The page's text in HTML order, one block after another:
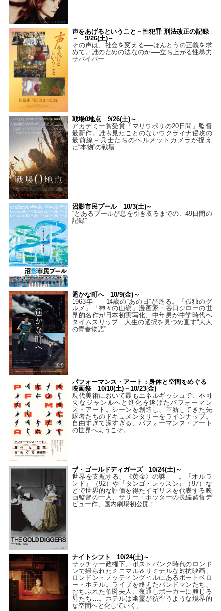
声をあげるということ－性犯罪 刑法改正の記録
－ 9/26(土)～
その声は、社会を変える──ほんとうの正義を求
めて。誰のための法なのか──立ち上がる性暴力
サバイバー
戦場0地点 9/26(土)～
アカデミー賞受賞『マリウポリの20日間』監督
最新作。誰も見たことのないウクライナ侵攻の
最前線－兵士たちのヘルメットカメラが捉え
た“本物”の戦場
沼影市民プール 10/3(土)～
“とあるプールが息を引き取るまでの、49日間の
記録”
遥かな町へ 10/9(金)～
1963年――14歳の“あの日”が甦る。「孤独のグ
ルメ」「神々の山嶺」漫画家・谷口ジローの世
界的名作が日本初実写化。中年男が中学時代へ
タイムスリップ…人生の選択を見つめ直す“大人
の青春物語”
パフォーマンス・アート：身体と空間をめぐる
映画祭 10/10(土)－10/23(金)
現代美術において最もエネルギッシュで、不可
欠なジャンルへと進化を遂げたパフォーマン
ス・アート。シーンを創造し、革新してきた先
駆者たちのドキュメンタリーをラインナップ。
自由すぎて深すぎる、パフォーマンス・アート
の世界へようこそ。
ザ・ゴールドディガーズ 10/24(土)～
世界を支配する、《黄金》の謎――。『オルラ
ンド』（92）や『タンゴ・レッスン』（97）な
どで世界的な評価を得たイギリスを代表する映
画監督の一人、サリー・ポッターの長編監督デ
ビュー作、国内劇場初公開！
ナイトシフト 10/24(土)～
サッチャー政権下、ポストパンク時代のロンド
ンで撮られたミニマル＆リミナルな対抗映画。
ロンドン・ノッティングヒルにあるポートベロ
ー・ホテル。ライブを終えたバンドマンたち、
おちぶれた伯爵夫人、夜通しポーカーに興じる
男たち…。ホテルは幽霊が彷徨うような境界的
な空間へと化していく。